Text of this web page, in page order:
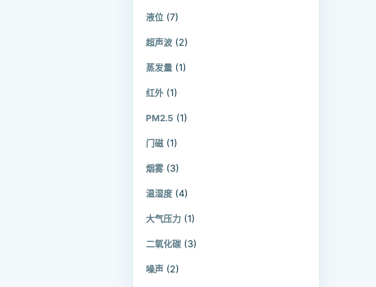
液位 (7)
超声波 (2)
蒸发量 (1)
红外 (1)
PM2.5 (1)
门磁 (1)
烟雾 (3)
温湿度 (4)
大气压力 (1)
二氧化碳 (3)
噪声 (2)